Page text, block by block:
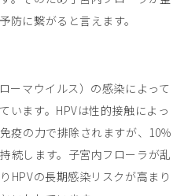
防に繋がると言えます。
ーマウイルス）の感染によって
います。HPVは性的接触によっ
疫の力で排除されますが、10％
続します。子宮内フローラが乱
HPVの長期感染リスクが高まり